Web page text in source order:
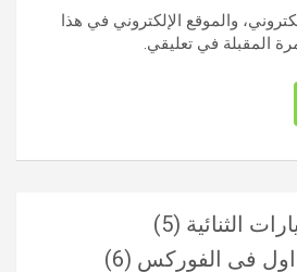
والموقع الإلكتروني في هذا
المقبلة في تعليقي.
الثنائية (5)
فى الفوركس (6)